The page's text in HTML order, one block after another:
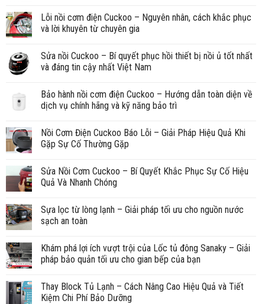
Lỗi nồi cơm điện Cuckoo – Nguyên nhân, cách khắc phục
và lời khuyên từ chuyên gia
Sửa nồi Cuckoo – Bí quyết phục hồi thiết bị nồi ủ tốt nhất
và đáng tin cậy nhất Việt Nam
Bảo hành nồi cơm điện Cuckoo – Hướng dẫn toàn diện về
dịch vụ chính hãng và kỹ năng bảo trì
Nồi Cơm Điện Cuckoo Báo Lỗi – Giải Pháp Hiệu Quả Khi
Gặp Sự Cố Thường Gặp
Sửa Nồi Cơm Cuckoo – Bí Quyết Khắc Phục Sự Cố Hiệu
Quả Và Nhanh Chóng
Sựa lọc từ lòng lạnh – Giải pháp tối ưu cho nguồn nước
sạch an toàn
Khám phá lợi ích vượt trội của Lốc tủ đông Sanaky – Giải
pháp bảo quản tối ưu cho gian bếp của bạn
Thay Block Tủ Lạnh – Cách Nâng Cao Hiệu Quả và Tiết
Kiệm Chi Phí Bảo Dưỡng